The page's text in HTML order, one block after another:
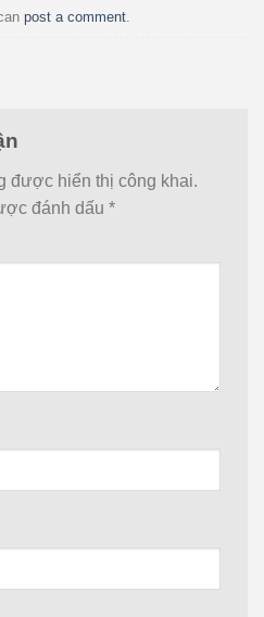
post a comment
được hiển thị công khai.
đánh dấu *